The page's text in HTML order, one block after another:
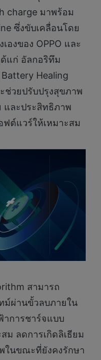
charge มาพร้อม
ซึ่งขับเคลื่อนโดย
องของ OPPO และ
แก่ อัลกอริทึม
Healing
ช่วยปรับปรุงสุขภาพ
และประสิทธิภาพ
ต์แวร์ให้เหมาะสม
สามารถ
ม์ผ่านขั้วลบภายใน
าการชาร์จแบบ
ม ลดการเกิดลิเธียม
ในขณะที่ยังคงรักษา